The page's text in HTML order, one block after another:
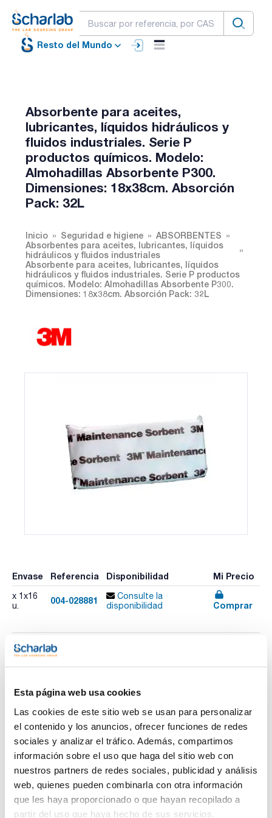
Esta página web usa cookies
Las cookies de este sitio web se usan para personalizar
el contenido y los anuncios, ofrecer funciones de redes
sociales y analizar el tráfico. Además, compartimos
información sobre el uso que haga del sitio web con
nuestros partners de redes sociales, publicidad y análisis
web, quienes pueden combinarla con otra información
que les haya proporcionado o que hayan recopilado a
partir del uso que haya hecho de sus servicios.
Resto del Mundo
Absorbente para aceites,
lubricantes, líquidos hidráulicos y
fluidos industriales. Serie P
productos químicos. Modelo:
Almohadillas Absorbente P300.
Dimensiones: 18x38cm. Absorción
Pack: 32L
Inicio Seguridad e higiene
ABSORBENTES
Absorbentes para aceites, lubricantes, líquidos
hidráulicos y fluidos industriales
Absorbente para aceites, lubricantes, líquidos
hidráulicos y fluidos industriales. Serie P productos
químicos. Modelo: Almohadillas Absorbente P300.
Dimensiones: 18x38cm. Absorción Pack: 32L
Envase Referencia Disponibilidad Mi Precio
x 1x16
u.
004-028881
Consulte la
disponibilidad
Comprar
Modelo : Almohadillas Absorbentes P300
Peso embalado (Kg) : 3,3
Pack (u.) : 16 Almohadillas
Pensados para absorber derrames y fugas y mantener
limpias las zonas de paso y de trabajo.
Ver más
Documentación técnica
TDS / Ficha técnica
COA